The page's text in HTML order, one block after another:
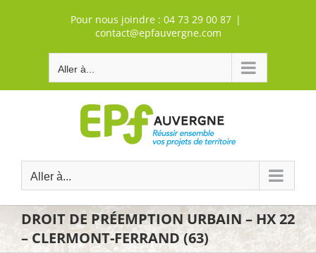
Pour nous joindre : 04 73 29 00 87 |
contact@epfauvergne.com
Aller à...
Aller à...
DROIT DE PRÉEMPTION URBAIN – HX 22
– CLERMONT-FERRAND (63)